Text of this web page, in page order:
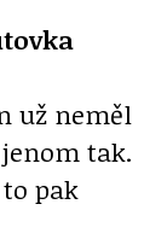
už neměl
tak.
pak